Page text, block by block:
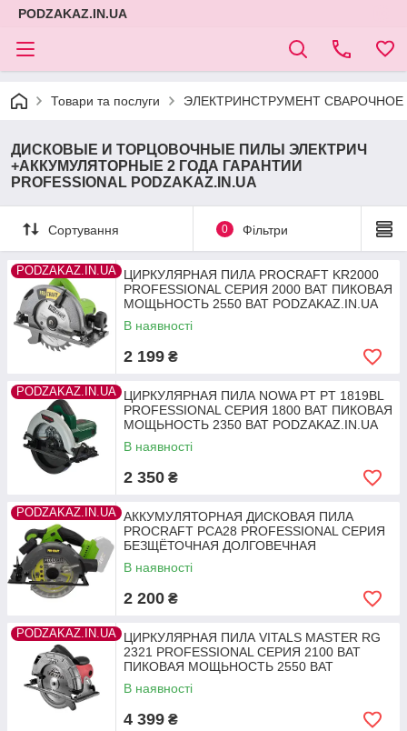
PODZAKAZ.IN.UA
Товари та послуги ЭЛЕКТРИНСТРУМЕНТ
ДИСКОВЫЕ И ТОРЦОВОЧНЫЕ ПИЛЫ ЭЛЕКТРИЧ
+АККУМУЛЯТОРНЫЕ 2 ГОДА ГАРАНТИИ
PROFESSIONAL PODZAKAZ.IN.UA
Сортування 0 Фільтри
PODZAKAZ.IN.UA ЦИРКУЛЯРНАЯ ПИЛА PROCRAFT KR2000
PROFESSIONAL СЕРИЯ 2000 ВАТ ПИКОВАЯ
МОЩЬНОСТЬ 2550 ВАТ PODZAKAZ.IN.UA
В наявності
2 199 ₴
PODZAKAZ.IN.UA ЦИРКУЛЯРНАЯ ПИЛА NOWA PT PT 1819BL
PROFESSIONAL СЕРИЯ 1800 ВАТ ПИКОВАЯ
МОЩЬНОСТЬ 2350 ВАТ PODZAKAZ.IN.UA
В наявності
2 350 ₴
PODZAKAZ.IN.UA АККУМУЛЯТОРНАЯ ДИСКОВАЯ ПИЛА
PROCRAFT PCA28 PROFESSIONAL СЕРИЯ
БЕЗЩЁТОЧНАЯ ДОЛГОВЕЧНАЯ
PODZAKAZ.IN.UA
В наявності
2 200 ₴
PODZAKAZ.IN.UA ЦИРКУЛЯРНАЯ ПИЛА VITALS MASTER RG
2321 PROFESSIONAL СЕРИЯ 2100 ВАТ
ПИКОВАЯ МОЩЬНОСТЬ 2550 ВАТ
PODZAKAZ.IN.UA
В наявності
4 399 ₴